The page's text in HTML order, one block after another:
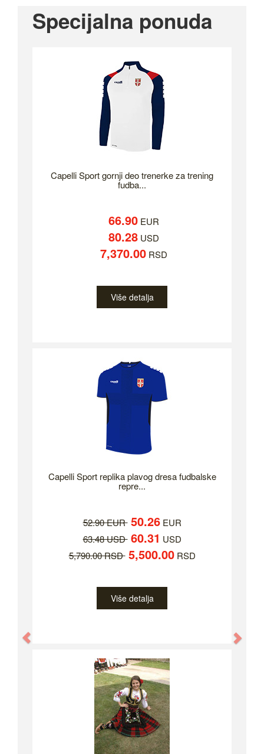
Specijalna ponuda
Capelli Sport gornji deo trenerke za trening
fudba...
66.90EUR
80.28USD
7,370.00RSD
Više detalja
Capelli Sport replika plavog dresa fudbalske
repre...
52.90 EUR 50.26EUR
63.48 USD 60.31 USD
5,790.00 RSD 5,500.00RSD
Više detalja